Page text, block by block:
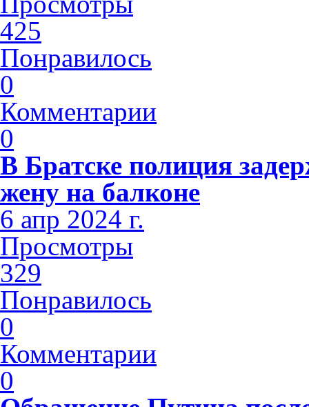
425
Понравилось
0
Комментарии
0
В Братске полиция
жену на балконе
6 апр 2024 г.
Просмотры
329
Понравилось
0
Комментарии
0